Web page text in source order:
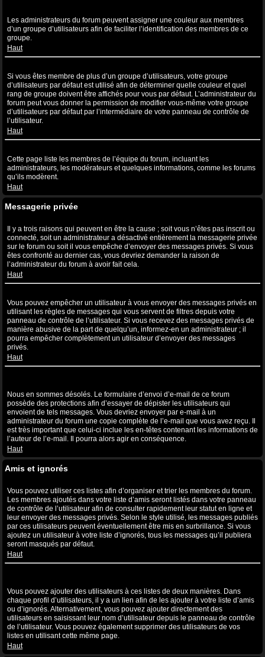
Les administrateurs du forum peuvent assigner une couleur aux membres
d’un groupe d’utilisateurs afin de faciliter l’identification des membres de ce
groupe.
Haut
Si vous êtes membre de plus d’un groupe d’utilisateurs, votre groupe
d’utilisateurs par défaut est utilisé afin de déterminer quelle couleur et quel
rang de groupe doivent être affichés pour vous par défaut. L’administrateur du
forum peut vous donner la permission de modifier vous-même votre groupe
d’utilisateurs par défaut par l’intermédiaire de votre panneau de contrôle de
l’utilisateur.
Haut
Cette page liste les membres de l’équipe du forum, incluant les
administrateurs, les modérateurs et quelques informations, comme les forums
qu’ils modèrent.
Haut
Messagerie privée
Il y a trois raisons qui peuvent en être la cause ; soit vous n’êtes pas inscrit ou
connecté, soit un administrateur a désactivé entièrement la messagerie privée
sur le forum ou soit il vous empêche d’envoyer des messages privés. Si vous
êtes confronté au dernier cas, vous devriez demander la raison de
l’administrateur du forum à avoir fait cela.
Haut
Vous pouvez empêcher un utilisateur à vous envoyer des messages privés en
utilisant les règles de messages qui vous servent de filtres depuis votre
panneau de contrôle de l’utilisateur. Si vous recevez des messages privés de
manière abusive de la part de quelqu’un, informez-en un administrateur ; il
pourra empêcher complètement un utilisateur d’envoyer des messages
privés.
Haut
Nous en sommes désolés. Le formulaire d’envoi d’e-mail de ce forum
possède des protections afin d’essayer de dépister les utilisateurs qui
envoient de tels messages. Vous devriez envoyer par e-mail à un
administrateur du forum une copie complète de l’e-mail que vous avez reçu. Il
est très important que celui-ci inclue les en-têtes contenant les informations de
l’auteur de l’e-mail. Il pourra alors agir en conséquence.
Haut
Amis et ignorés
Vous pouvez utiliser ces listes afin d’organiser et trier les membres du forum.
Les membres ajoutés dans votre liste d’amis seront listés dans votre panneau
de contrôle de l’utilisateur afin de consulter rapidement leur statut en ligne et
leur envoyer des messages privés. Selon le style utilisé, les messages publiés
par ces utilisateurs peuvent éventuellement être mis en surbrillance. Si vous
ajoutez un utilisateur à votre liste d’ignorés, tous les messages qu’il publiera
seront masqués par défaut.
Haut
Vous pouvez ajouter des utilisateurs à ces listes de deux manières. Dans
chaque profil d’utilisateurs, il y a un lien afin de les ajouter à votre liste d’amis
ou d’ignorés. Alternativement, vous pouvez ajouter directement des
utilisateurs en saisissant leur nom d’utilisateur depuis le panneau de contrôle
de l’utilisateur. Vous pouvez également supprimer des utilisateurs de vos
listes en utilisant cette même page.
Haut